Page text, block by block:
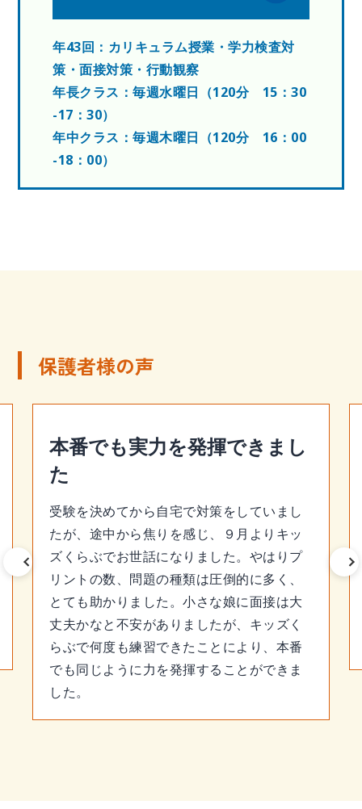
年43回：カリキュラム授業・学力検査対
策・面接対策・行動観察
年長クラス：毎週水曜日（120分 15：30
-17：30）
年中クラス：毎週木曜日（120分 16：00
-18：00）
保護者様の声
本番でも実力を発揮できまし
た
受験を決めてから自宅で対策をしていまし
たが、途中から焦りを感じ、９月よりキッ
ズくらぶでお世話になりました。やはりプ
リントの数、問題の種類は圧倒的に多く、
とても助かりました。小さな娘に面接は大
丈夫かなと不安がありましたが、キッズく
らぶで何度も練習できたことにより、本番
でも同じように力を発揮することができま
した。